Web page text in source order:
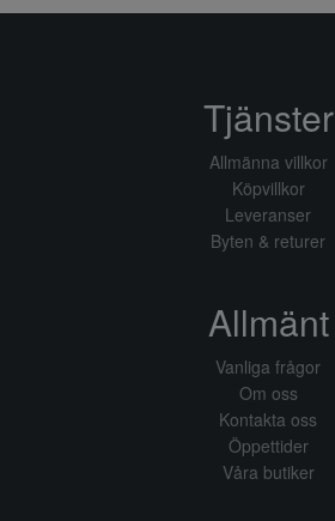
Tjänster
Allmänna villkor
Köpvillkor
Leveranser
Byten & returer
Allmänt
Vanliga frågor
Om oss
Kontakta oss
Öppettider
Våra butiker